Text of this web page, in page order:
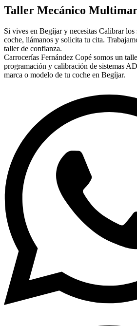
Taller Mecánico
Si vives en Begíjar y necesitas Calibrar
coche, llámanos y solicita tu cita.
taller de confianza.
Carrocerías Fernández Copé somos un
programación y calibración de sistemas
marca o modelo de tu coche en Begíjar.